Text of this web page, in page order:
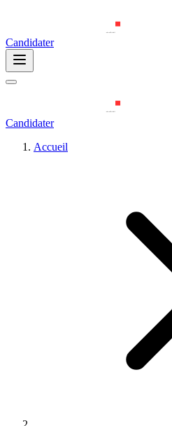
Candidater
Candidater
Accueil